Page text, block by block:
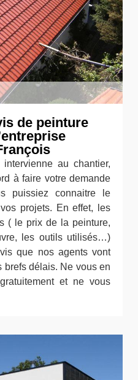
de peinture
au chantier,
à faire votre demande
puissiez connaitre le
projets. En effet, les
( le prix de la peinture,
les outils utilisés…)
que nos agents vont
brefs délais. Ne vous en
et ne vous